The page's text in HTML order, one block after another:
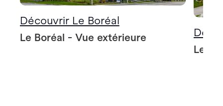
Découvrir Le Boréal
Le Boréal - Vue extérieure
Le